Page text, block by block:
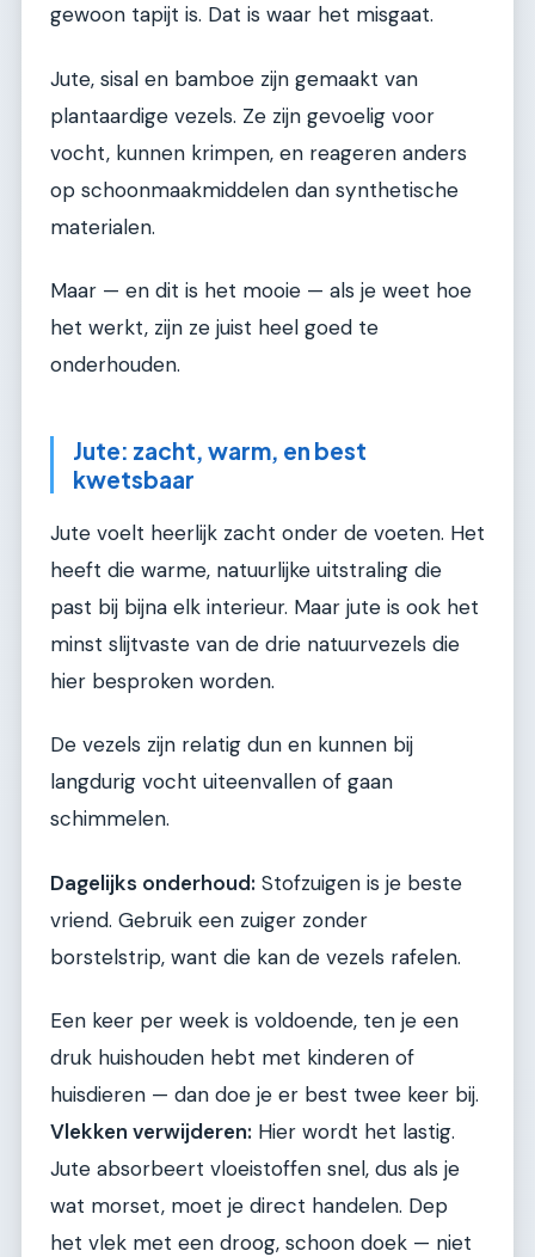
gewoon tapijt is. Dat is waar het misgaat.
Jute, sisal en bamboe zijn gemaakt van
plantaardige vezels. Ze zijn gevoelig voor
vocht, kunnen krimpen, en reageren anders
op schoonmaakmiddelen dan synthetische
materialen.
Maar — en dit is het mooie — als je weet hoe
het werkt, zijn ze juist heel goed te
onderhouden.
Jute: zacht, warm, en best
kwetsbaar
Jute voelt heerlijk zacht onder de voeten. Het
heeft die warme, natuurlijke uitstraling die
past bij bijna elk interieur. Maar jute is ook het
minst slijtvaste van de drie natuurvezels die
hier besproken worden.
De vezels zijn relatig dun en kunnen bij
langdurig vocht uiteenvallen of gaan
schimmelen.
Dagelijks onderhoud: Stofzuigen is je beste
vriend. Gebruik een zuiger zonder
borstelstrip, want die kan de vezels rafelen.
Een keer per week is voldoende, ten je een
druk huishouden hebt met kinderen of
huisdieren — dan doe je er best twee keer bij.
Vlekken verwijderen: Hier wordt het lastig.
Jute absorbeert vloeistoffen snel, dus als je
wat morset, moet je direct handelen. Dep
het vlek met een droog, schoon doek — niet